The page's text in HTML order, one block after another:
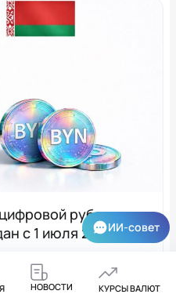
рубль: что
с 1 июля 2026
НОВОСТИ КУРСЫ ВАЛЮТ
ИИ-совет